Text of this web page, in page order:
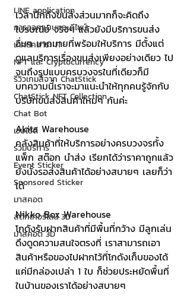
LINE application
การออกแบบและดีไซน์
เทคนิคสาระ IT
NFT และ Cryptocurrency
รีวิวเกมส์จาก ChatStick
ChatStick NFT Collection
Chat Bot
เวบไซต์
รวมบริการ
Event Sticker
Sponsored Sticker
มาสคอต
สติกเกอร์ไลน์ 3D
มาสคอต 3D
เวลานึกถึงขนส่งส่วนมากก็จะคิดถึง
ไปรษณีย์ จริงๆ แล้วยังมีบริการขนส่ง
อื่นๆ มากมายที่พร้อมให้บริการ มีตั้งแต่
ดูแลบริการเรื่องขนส่งเพียงอย่างเดียว ไป
จนถึงรูปแบบครบวงจรในที่เดียวก็มี
บทความนี้เราจะมาแนะนำให้ทุกคนรู้จักกับ
บริษัทขนส่งสินค้าใหม่ๆ กันค่ะ
Akita Warehouse
คลังสินค้าที่ให้บริการอย่างครบวงจรทั้ง
แพ็ก สต๊อก นำส่ง เรียกได้ว่าราคาถูกแล้ว
ยังนั่งรอส่งสินค้าได้อย่างสบายๆ เลยก็ว่า
ได้
Nikko Box Warehouse
โกดังรับฝากสินค้าที่มีพื้นที่กว้าง มีลูกเล่น
ดึงดูดความสนใจตรงที่ เราสามารถเอา
สินค้าหรือของไปฝากไว้ที่โกดังเก็บของได้
แค่มีกล่องเปล่า 1 ใบ ก็ช่วยประหยัดพื้นที่
ในบ้านของเราได้อย่างสบายๆ